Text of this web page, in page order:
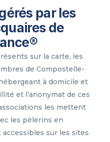
par les
de
sur la carte, les
de Compostelle-
à domicile et
et l’anonymat de ces
les mettent
les pèlerins en
sur les sites